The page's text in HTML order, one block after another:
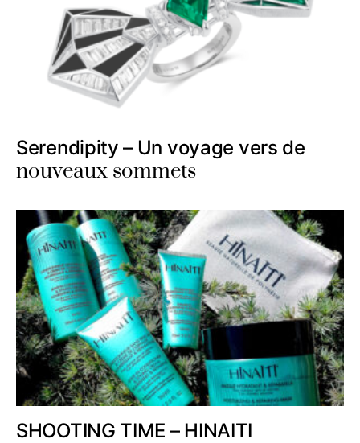
Serendipity – Un voyage vers de
nouveaux sommets
SHOOTING TIME – HINAITI